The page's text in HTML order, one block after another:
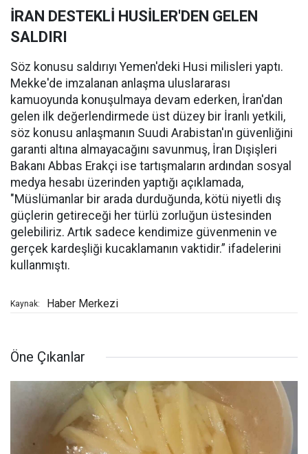
İRAN DESTEKLİ HUSİLER'DEN GELEN
SALDIRI
Söz konusu saldırıyı Yemen'deki Husi milisleri yaptı.
Mekke'de imzalanan anlaşma uluslararası
kamuoyunda konuşulmaya devam ederken, İran'dan
gelen ilk değerlendirmede üst düzey bir İranlı yetkili,
söz konusu anlaşmanın Suudi Arabistan'ın güvenliğini
garanti altına almayacağını savunmuş, İran Dışişleri
Bakanı Abbas Erakçi ise tartışmaların ardından sosyal
medya hesabı üzerinden yaptığı açıklamada,
"Müslümanlar bir arada durduğunda, kötü niyetli dış
güçlerin getireceği her türlü zorluğun üstesinden
gelebiliriz. Artık sadece kendimize güvenmenin ve
gerçek kardeşliği kucaklamanın vaktidir.” ifadelerini
kullanmıştı.
Kaynak: Haber Merkezi
Öne Çıkanlar